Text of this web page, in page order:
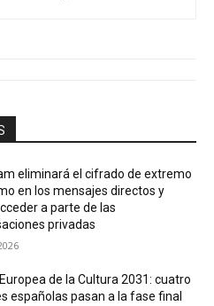
eliminará el cifrado de extremo
en los mensajes directos y
a parte de las
privadas
de la Cultura 2031: cuatro
españolas pasan a la fase final